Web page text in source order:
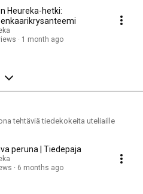
Heureka-hetki:
1 month ago
tehtäviä tiedekokeita uteliaille
peruna | Tiedepaja
6 months ago